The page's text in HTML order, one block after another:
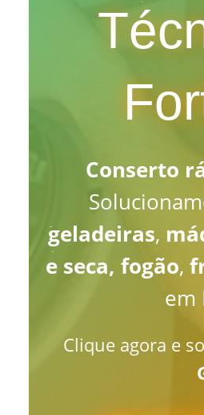
Conserto
geladeiras,
e seca, fogão,
em
Clique agora e